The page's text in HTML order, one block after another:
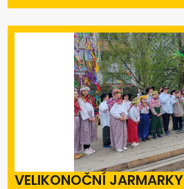
VELIKONOČNÍ JARMARKY